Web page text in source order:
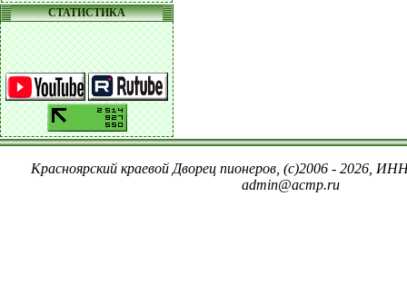
СТАТИСТИКА
Красноярский краевой Дворец пионеров, (c)2006 - 2026,
admin@acmp.ru